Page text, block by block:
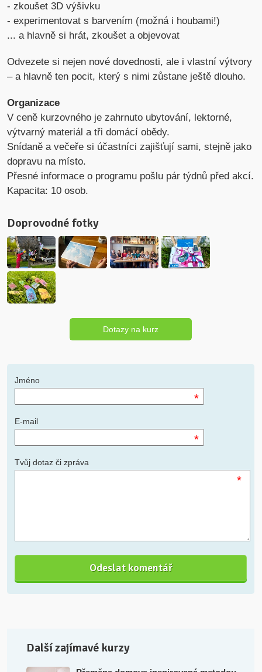
- zkoušet 3D výšivku
- experimentovat s barvením (možná i houbami!)
... a hlavně si hrát, zkoušet a objevovat
Odvezete si nejen nové dovednosti, ale i vlastní výtvory
– a hlavně ten pocit, který s nimi zůstane ještě dlouho.
Organizace
V ceně kurzovného je zahrnuto ubytování, lektorné,
výtvarný materiál a tři domácí obědy.
Snídaně a večeře si účastníci zajišťují sami, stejně jako
dopravu na místo.
Přesné informace o programu pošlu pár týdnů před akcí.
Kapacita: 10 osob.
Doprovodné fotky
Dotazy na kurz
Jméno
*
E-mail
*
Tvůj dotaz či zpráva
*
Další zajímavé kurzy